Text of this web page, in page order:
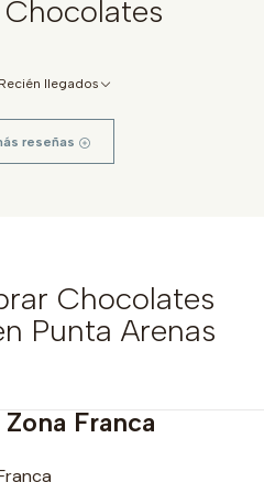
llegados
reseñas
Chocolates
Punta Arenas
Franca